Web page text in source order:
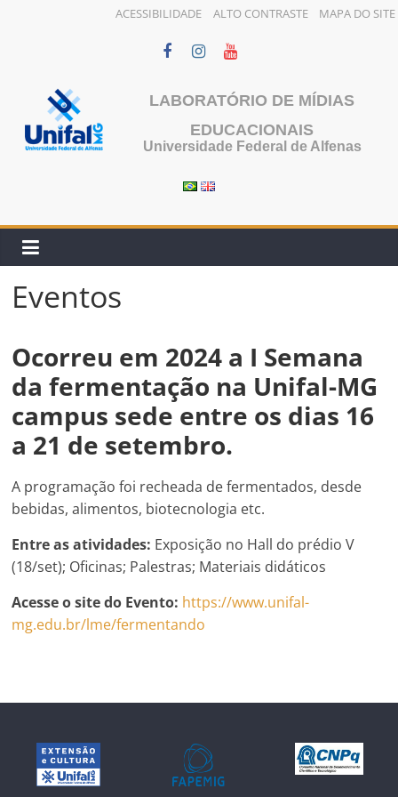
ACESSIBILIDADE ALTO CONTRASTE MAPA DO SITE
conteúdo
LABORATÓRIO DE MÍDIAS
EDUCACIONAIS
Universidade Federal de Alfenas
Eventos
Ocorreu em 2024 a I Semana
da fermentação na Unifal-MG
campus sede entre os dias 16
a 21 de setembro.
A programação foi recheada de fermentados, desde
bebidas, alimentos, biotecnologia etc.
Entre as atividades: Exposição no Hall do prédio V
(18/set); Oficinas; Palestras; Materiais didáticos
Acesse o site do Evento: https://www.unifal-
mg.edu.br/lme/fermentando